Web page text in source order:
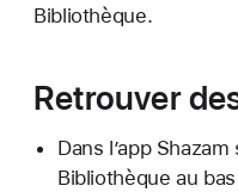
Bibliothèque.
Retrouver
Dans l’app
Bibliothèque au